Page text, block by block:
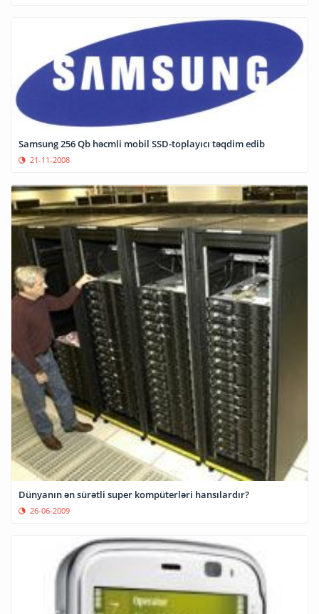
Samsung 256 Qb həcmli mobil SSD-toplayıcı təqdim edib
21-11-2008
Dünyanın ən sürətli super kompüterləri hansılardır?
26-06-2009